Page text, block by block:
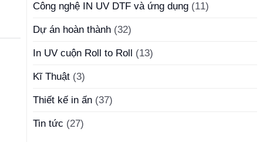
Công nghệ IN UV DTF và ứng dụng(11)
Dự án hoàn thành(32)
In UV cuộn Roll to Roll (13)
Kĩ Thuật(3)
Thiết kế in ấn(37)
Tin tức (27)